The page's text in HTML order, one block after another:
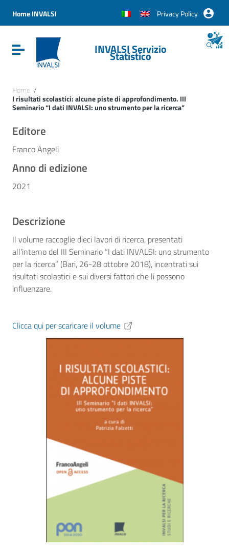
Vai al menu di navigazione
Vai al footer
Home INVALSI Privacy Policy
Attiva / disattiva la navigazioneINVALSI Servizio
Statistico
Home /
I risultati scolastici: alcune piste di approfondimento. III
Seminario “I dati INVALSI: uno strumento per la ricerca”
Editore
Franco Angeli
Anno di edizione
2021
Descrizione
Il volume raccoglie dieci lavori di ricerca, presentati
all’interno del III Seminario “I dati INVALSI: uno strumento
per la ricerca” (Bari, 26-28 ottobre 2018), incentrati sui
risultati scolastici e sui diversi fattori che li possono
influenzare.
Clicca qui per scaricare il volume